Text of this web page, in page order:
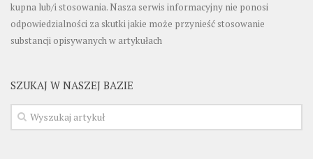
kupna lub/i stosowania. Nasza serwis informacyjny nie ponosi
odpowiedzialności za skutki jakie może przynieść stosowanie
substancji opisywanych w artykułach
SZUKAJ W NASZEJ BAZIE